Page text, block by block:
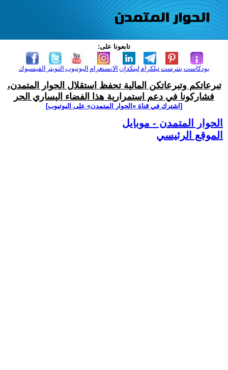
تابعونا على:
الفيسبوك التويتر اليوتيوب الانستغرام لينكدإن تيلكرامبنترست بودكاست
تبرعاتكم وتبرعاتكن المالية تحفظ استقلال الحوار المتمدن،
فشاركونا في دعم استمرارية هذا الفضاء اليساري الحر
[اشترك في قناة ‫«الحوار المتمدن» على اليوتيوب]
الحوار المتمدن - موبايل
الموقع الرئيسي